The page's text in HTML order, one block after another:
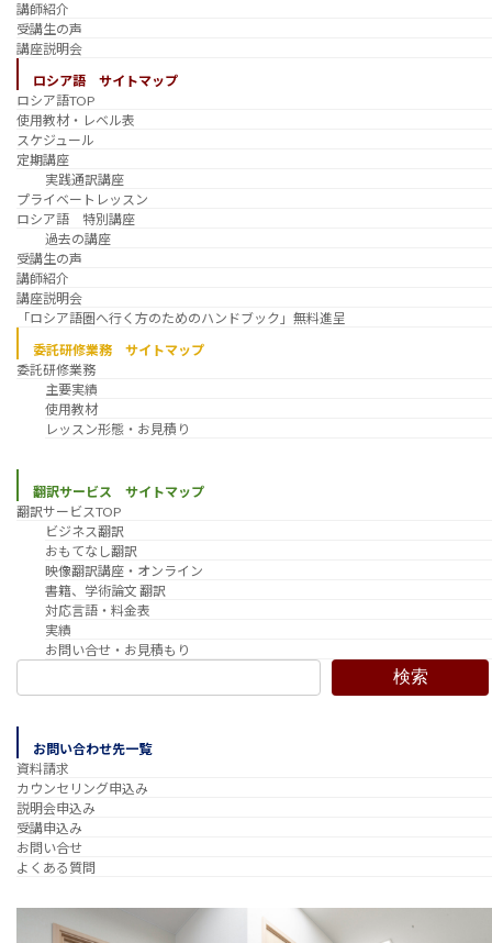
講師紹介
受講生の声
講座説明会
ロシア語 サイトマップ
ロシア語TOP
使用教材・レベル表
スケジュール
定期講座
実践通訳講座
プライベートレッスン
ロシア語 特別講座
過去の講座
受講生の声
講師紹介
講座説明会
「ロシア語圏へ行く方のためのハンドブック」無料進呈
委託研修業務 サイトマップ
委託研修業務
主要実績
使用教材
レッスン形態・お見積り
翻訳サービス サイトマップ
翻訳サービスTOP
ビジネス翻訳
おもてなし翻訳
映像翻訳講座・オンライン
書籍、学術論文 翻訳
対応言語・料金表
実績
お問い合せ・お見積もり
検索
お問い合わせ先一覧
資料請求
カウンセリング申込み
説明会申込み
受講申込み
お問い合せ
よくある質問